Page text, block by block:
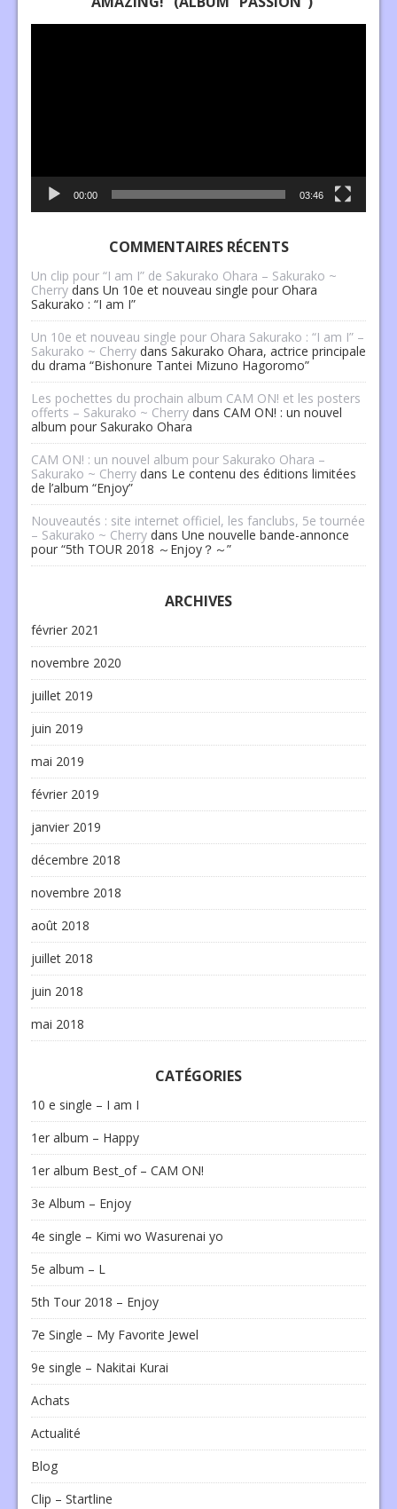
Lecteur
00:00 03:46
COMMENTAIRES RÉCENTS
Un clip pour “I am I” de Sakurako Ohara – Sakurako ~
Cherry dans Un 10e et nouveau single pour Ohara
Sakurako : “I am I”
Un 10e et nouveau single pour Ohara Sakurako : “I am I” –
Sakurako ~ Cherry dans Sakurako Ohara, actrice principale
du drama “Bishonure Tantei Mizuno Hagoromo”
Les pochettes du prochain album CAM ON! et les posters
offerts – Sakurako ~ Cherry dans CAM ON! : un nouvel
album pour Sakurako Ohara
CAM ON! : un nouvel album pour Sakurako Ohara –
Sakurako ~ Cherry dans Le contenu des éditions limitées
de l’album “Enjoy”
Nouveautés : site internet officiel, les fanclubs, 5e tournée
– Sakurako ~ Cherry dans Une nouvelle bande-annonce
pour “5th TOUR 2018 ～Enjoy？～”
ARCHIVES
février 2021
novembre 2020
juillet 2019
juin 2019
mai 2019
février 2019
janvier 2019
décembre 2018
novembre 2018
août 2018
juillet 2018
juin 2018
mai 2018
CATÉGORIES
10 e single – I am I
1er album – Happy
1er album Best_of – CAM ON!
3e Album – Enjoy
4e single – Kimi wo Wasurenai yo
5e album – L
5th Tour 2018 – Enjoy
7e Single – My Favorite Jewel
9e single – Nakitai Kurai
Achats
Actualité
Blog
Clip – Startline